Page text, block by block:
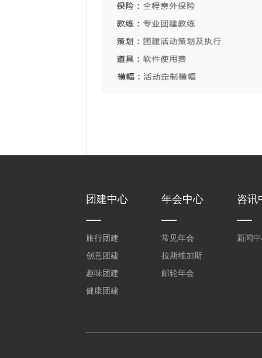
团建中心
旅行团建
创意团建
趣味团建
健康团建
年会中心
常见年会
拉斯维加斯
邮轮年会
咨讯
新闻